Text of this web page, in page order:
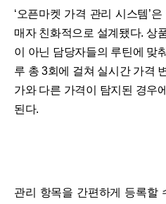
‘오픈마켓 가격 관리 시스템’
매자 친화적으로 설계됐다. 상
이 아닌 담당자들의 루틴에 맞
루 총 3회에 걸쳐 실시간 가격
가와 다른 가격이 탐지된 경우
된다.
관리 항목을 간편하게 등록할